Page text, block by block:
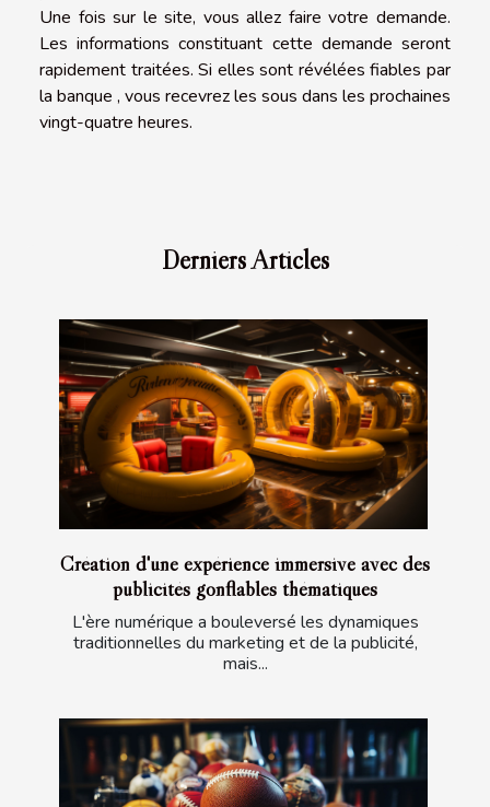
Une fois sur le site, vous allez faire votre demande.
Les informations constituant cette demande seront
rapidement traitées. Si elles sont révélées fiables par
la banque , vous recevrez les sous dans les prochaines
vingt-quatre heures.
Derniers Articles
Création d'une expérience immersive avec des
publicités gonflables thématiques
L'ère numérique a bouleversé les dynamiques
traditionnelles du marketing et de la publicité,
mais...